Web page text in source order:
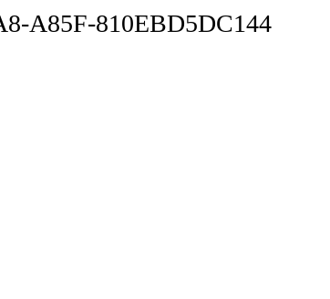
A85F-810EBD5DC144